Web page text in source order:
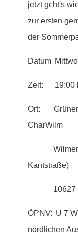
jetzt geht's
zur ersten
der
Datum:
Zeit: 19:00
Ort: Grüner
CharWilm
Kantstraße)
10627
ÖPNV: U 7
nördlichen